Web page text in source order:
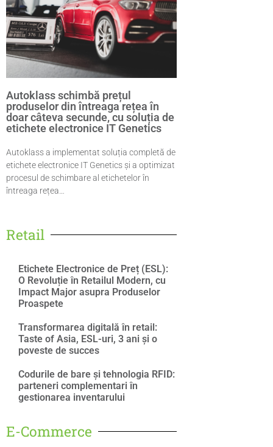
Autoklass schimbă prețul
produselor din întreaga rețea în
doar câteva secunde, cu soluția de
etichete electronice IT Genetics
Autoklass a implementat soluția completă de
etichete electronice IT Genetics și a optimizat
procesul de schimbare al etichetelor în
întreaga rețea…
Retail
Etichete Electronice de Preț (ESL):
O Revoluție în Retailul Modern, cu
Impact Major asupra Produselor
Proaspete
Transformarea digitală în retail:
Taste of Asia, ESL-uri, 3 ani și o
poveste de succes
Codurile de bare și tehnologia RFID:
parteneri complementari în
gestionarea inventarului
E-Commerce